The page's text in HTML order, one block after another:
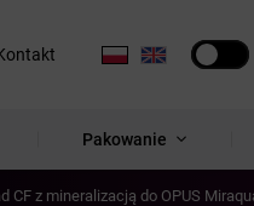
Pakowanie
CF z mineralizacją do OPUS